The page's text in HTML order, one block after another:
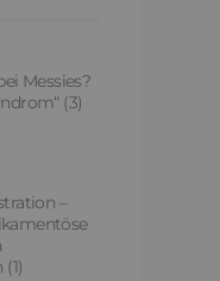
Messies?
(3)
–